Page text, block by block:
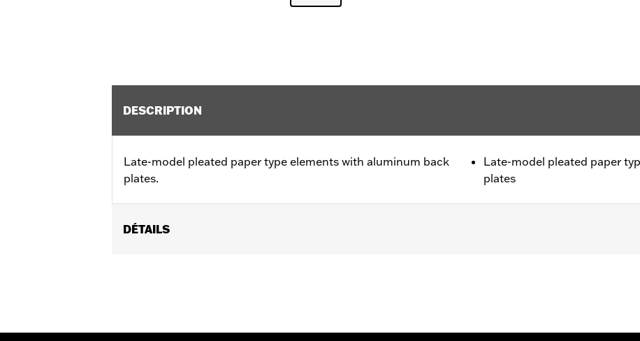
DESCRIPTION
Late-model pleated paper type elements with aluminum back
plates.
Late-model pleated paper
plates
DÉTAILS